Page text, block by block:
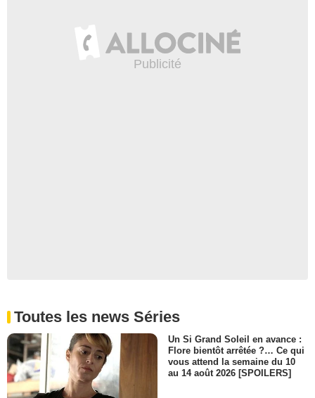
Toutes les news Séries
Un Si Grand Soleil en avance :
Flore bientôt arrêtée ?… Ce qui
vous attend la semaine du 10
au 14 août 2026 [SPOILERS]